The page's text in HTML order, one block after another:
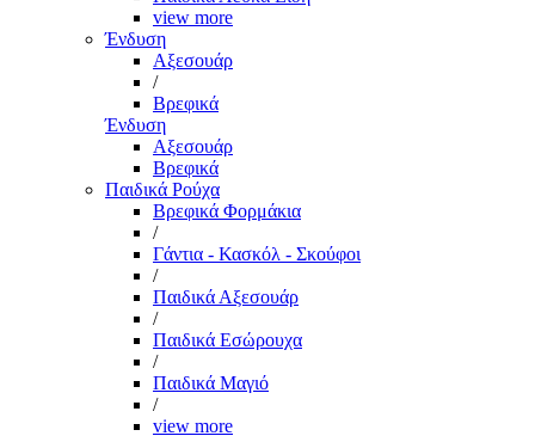
view more
Ένδυση
Αξεσουάρ
/
Βρεφικά
Ένδυση
Αξεσουάρ
Βρεφικά
Παιδικά Ρούχα
Βρεφικά Φορμάκια
/
Γάντια - Κασκόλ - Σκούφοι
/
Παιδικά Αξεσουάρ
/
Παιδικά Εσώρουχα
/
Παιδικά Μαγιό
/
view more